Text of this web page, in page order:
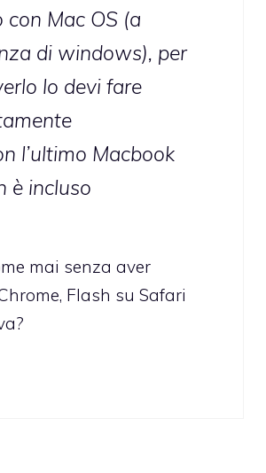
con Mac OS (a
di windows), per
lo devi fare
l’ultimo Macbook
è incluso
mai senza aver
Flash su Safari